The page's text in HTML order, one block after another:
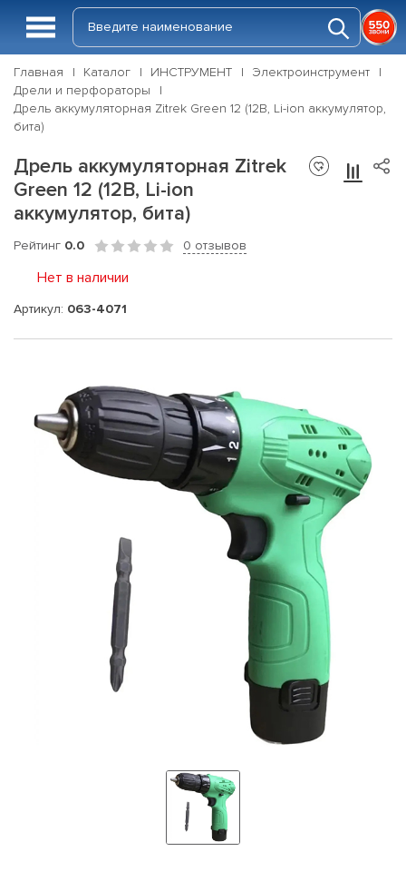
Главная Каталог ИНСТРУМЕНТ
Электроинструмент
Дрели и перфораторы
Дрель аккумуляторная Zitrek Green 12 (12В, Li-ion аккумулятор,
бита)
Дрель аккумуляторная Zitrek
Green 12 (12В, Li-ion
аккумулятор, бита)
Рейтинг 0.0 0 отзывов
Нет в наличии
Артикул: 063-4071